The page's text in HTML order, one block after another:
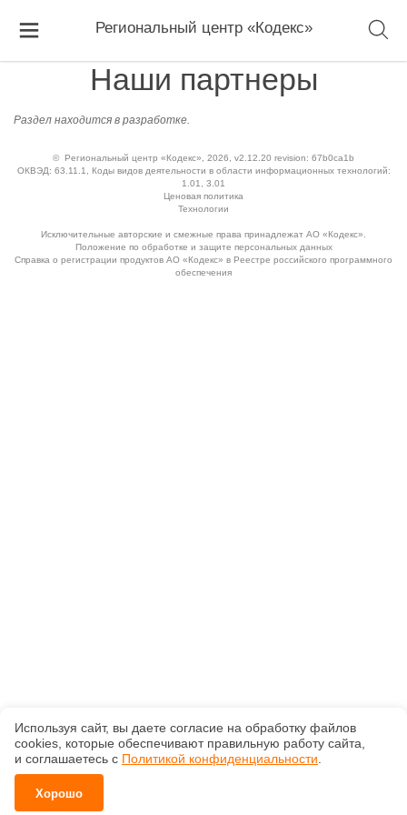
Региональный центр «Кодекс»
Наши партнеры
Раздел находится в разработке.
© Региональный центр «Кодекс», 2026, v2.12.20 revision: 67b0ca1b
ОКВЭД: 63.11.1, Коды видов деятельности в области информационных технологий:
1.01, 3.01
Ценовая политика
Технологии
Исключительные авторские и смежные права принадлежат АО «Кодекс».
Положение по обработке и защите персональных данных
Справка о регистрации продуктов АО «Кодекс» в Реестре российского программного
обеспечения
Используя сайт, вы даете согласие на обработку файлов
сооkiеs, которые обеспечивают правильную работу сайта,
и соглашаетесь с Политикой конфиденциальности
Хорошо